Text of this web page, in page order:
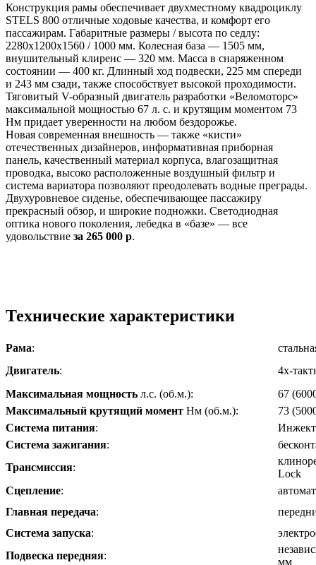
Конструкция рамы обеспечивает двухместному квадроциклу
STELS 800 отличные ходовые качества, и комфорт его
пассажирам. Габаритные размеры / высота по седлу:
2280х1200х1560 / 1000 мм. Колесная база — 1505 мм,
внушительный клиренс — 320 мм. Масса в снаряженном
состоянии — 400 кг. Длинный ход подвески, 225 мм спереди
и 243 мм сзади, также способствует высокой проходимости.
Тяговитый V-образный двигатель разработки «Веломоторс»
максимальной мощностью 67 л. с. и крутящим моментом 73
Нм придает уверенности на любом бездорожье.
Новая современная внешность — также «кисти»
отечественных дизайнеров, информативная приборная
панель, качественный материал корпуса, влагозащитная
проводка, высоко расположенные воздушный фильтр и
система вариатора позволяют преодолевать водные преграды.
Двухуровневое сиденье, обеспечивающее пассажиру
прекрасный обзор, и широкие подножки. Светодиодная
оптика нового поколения, лебедка в «базе» — все
удовольствие за 265 000 р.
Технические характеристики
Рама:
Двигатель:
4х-
Максимальная мощность л.с. (об.м.):
67
Максимальный крутящий момент Нм (об.м.):
73
Система питания:
Система зажигания:
Трансмиссия:
Lock
Сцепление:
Главная передача:
Система запуска:
Подвеска передняя:
мм